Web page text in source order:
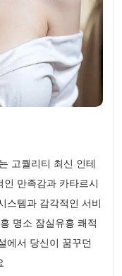
고퀄리티 최신 인테
만족감과 카타르시
스템과 감각적인 서비
명소 잠실유흥 쾌적
에서 당신이 꿈꾸던